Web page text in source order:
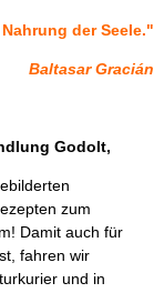
der Seele."
Baltasar Gracián
Godolt,
zum
Damit auch für
fahren wir
und in